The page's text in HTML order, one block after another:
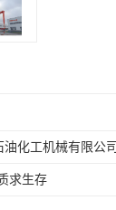
化工机械有限公司
求生存